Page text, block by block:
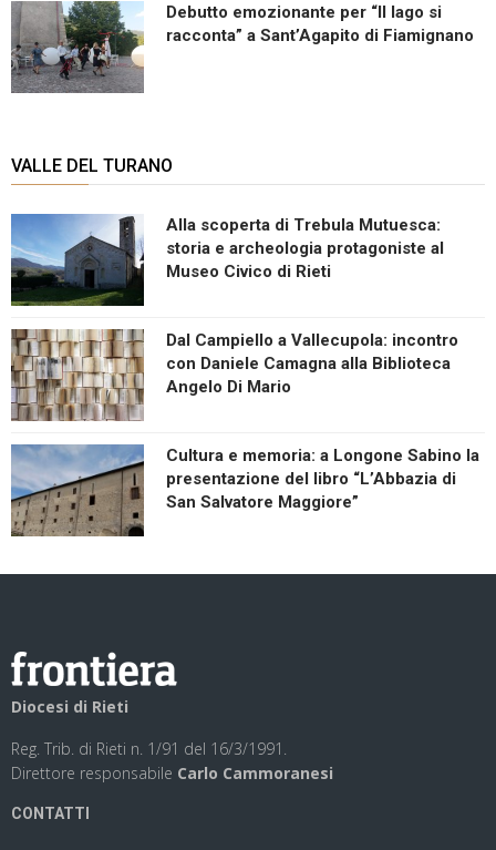
Debutto emozionante per “Il lago si
racconta” a Sant’Agapito di Fiamignano
VALLE DEL TURANO
Alla scoperta di Trebula Mutuesca:
storia e archeologia protagoniste al
Museo Civico di Rieti
Dal Campiello a Vallecupola: incontro
con Daniele Camagna alla Biblioteca
Angelo Di Mario
Cultura e memoria: a Longone Sabino la
presentazione del libro “L’Abbazia di
San Salvatore Maggiore”
Diocesi di Rieti
Reg. Trib. di Rieti n. 1/91 del 16/3/1991.
Direttore responsabile Carlo Cammoranesi
CONTATTI